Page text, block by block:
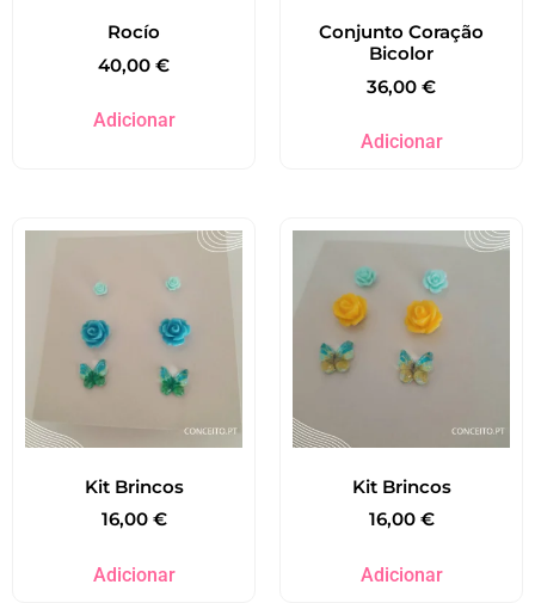
Rocío
40,00 €
Adicionar
Conjunto Coração
Bicolor
36,00 €
Adicionar
Kit Brincos
16,00 €
Adicionar
Kit Brincos
16,00 €
Adicionar